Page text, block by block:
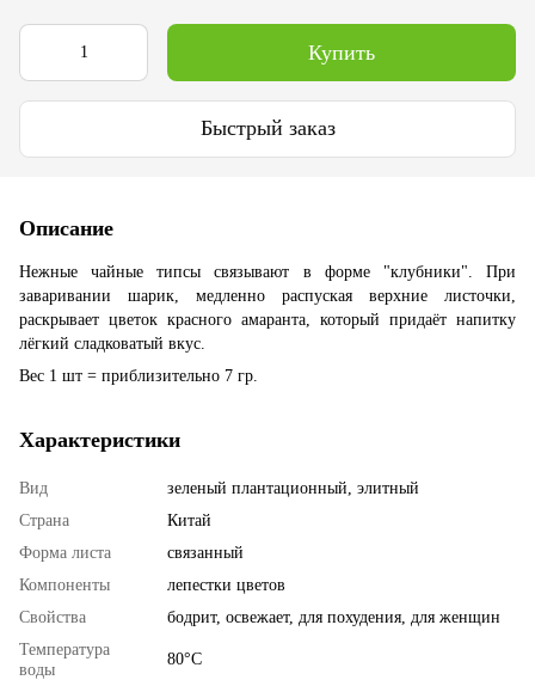
Купить
Быстрый заказ
Описание
Нежные чайные типсы связывают в форме "клубники". При
заваривании шарик, медленно распуская верхние листочки,
раскрывает цветок красного амаранта, который придаёт напитку
лёгкий сладковатый вкус.
Вес 1 шт = приблизительно 7 гр.
Характеристики
Вид
зеленый плантационный, элитный
Страна
Китай
Форма листа
связанный
Компоненты
лепестки цветов
Свойства
бодрит, освежает, для похудения, для женщин
Температура
воды
80°С